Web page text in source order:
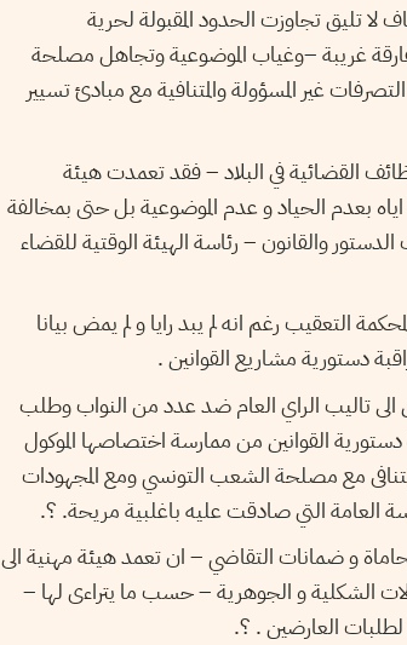
تليق تجاوزت الحدود المقبولة لحرية
غريبة –وغياب الموضوعية وتجاهل مصلحة
غير المسؤولة والمتنافية مع مبادئ تسيير
القضائية في البلاد – فقد تعمدت هيئة
بعدم الحياد و عدم الموضوعية بل حتى بمخالفة
والقانون – رئاسة الهيئة الوقتية للقضاء
التعقيب رغم انه لم يبد رايا و لم يمض بيانا
دستورية مشاريع القوانين .
الى تاليب الراي العام ضد عدد من النواب وطلب
القوانين من ممارسة اختصاصها الموكول
مع مصلحة الشعب التونسي ومع المجهودات
العامة التي صادقت عليه باغلبية مريحة. ؟.
و ضمانات التقاضي – ان تعمد هيئة مهنية الى
الشكلية و الجوهرية – حسب ما يتراءى لها –
العارضين . ؟.